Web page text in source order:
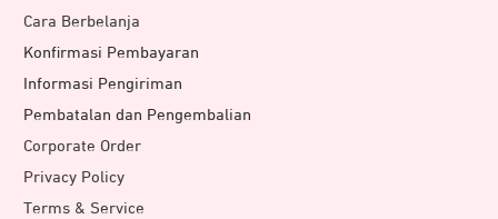
Cara Berbelanja
Konfirmasi Pembayaran
Informasi Pengiriman
Pembatalan dan Pengembalian
Corporate Order
Privacy Policy
Terms & Service